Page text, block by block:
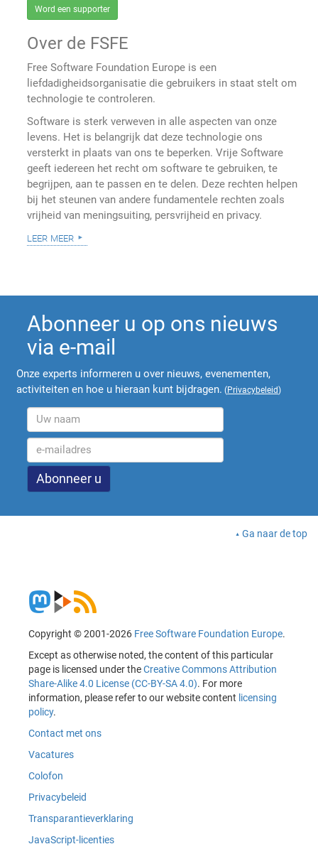
Word een supporter
Over de FSFE
Free Software Foundation Europe is een
liefdadigheidsorganisatie die gebruikers in staat stelt om
technologie te controleren.
Software is sterk verweven in alle aspecten van onze
levens. Het is belangrijk dat deze technologie ons
versterkt in plaats van ons te beperken. Vrije Software
geeft iedereen het recht om software te gebruiken, te
begrijpen, aan te passen en te delen. Deze rechten helpen
bij het steunen van andere fundamentele rechten zoals
vrijheid van meningsuiting, persvrijheid en privacy.
leer meer
Abonneer u op ons nieuws
via e-mail
Onze experts informeren u over nieuws, evenementen,
activiteiten en hoe u hieraan kunt bijdragen. (Privacybeleid)
Ga naar de top
Copyright © 2001-2026 Free Software Foundation Europe.
Except as otherwise noted, the content of this particular
page is licensed under theCreative Commons Attribution
Share-Alike 4.0 License (CC-BY-SA 4.0). For more
information, please refer to our website content licensing
policy.
Contact met ons
Vacatures
Colofon
Privacybeleid
Transparantieverklaring
JavaScript-licenties